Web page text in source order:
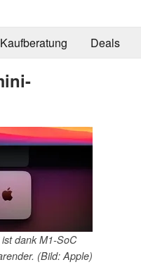
Kaufberatung Deals
dank M1-SoC
(Bild: Apple)